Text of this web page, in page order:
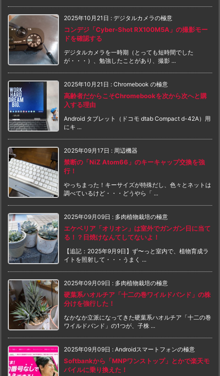
2025年10月21日 : デジタルカメラの極意
コンデジ「Cyber-Shot RX100M5A」の撮影モー
ドを確認する
デジタルカメラを一時期（とっても短時間でした
が・・・）、勉強したことがあり、撮影 ...
2025年10月21日 : Chromebook の極意
高齢者だからこそChromebookを次から次へと購
入する理由
Android タブレット（ドコモ dtab Compact d-42A）用
にキ ...
2025年09月17日 : 周辺機器
禁断の「NiZ Atom66」のキーキャップ交換を強
行！
やっちまった！キーサイズが特殊だし、色々とネットは
調べているけど・・・どうやら「 ...
2025年09月09日 : 多肉植物栽培の極意
エケベリア「オリオン」は室外でガンガン日に当て
る！？日焼けなんてしてないよ！
【追記：2025年9月9日】ず〜っと室内で、植物育成ラ
イトを照射して・・・うまく ...
2025年09月09日 : 多肉植物栽培の極意
硬葉系ハオルチア「十二の巻ワイルドバンド」の株
分けを強行した！
なかなか立派になってきた硬葉系ハオルチア「十二の巻
ワイルドバンド」の1つが、子株 ...
2025年09月09日 : Androidスマートフォンの極意
Softbankから「MNPワンストップ」とかで楽天モ
バイルに乗り換えた！